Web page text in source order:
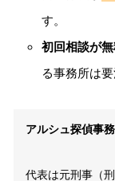
す。
初回相談が
る事務所は要
アルシュ探偵事
代表は元刑事（